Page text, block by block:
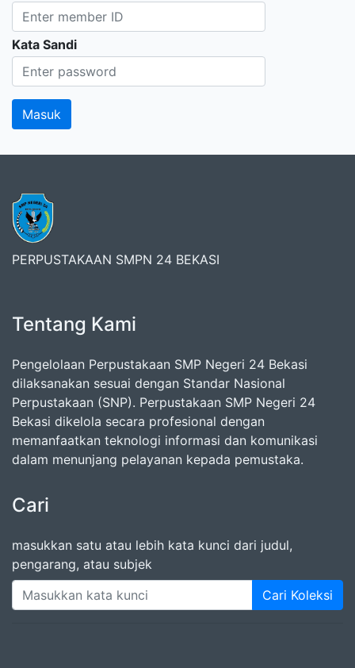
Kata Sandi
PERPUSTAKAAN SMPN 24 BEKASI
Tentang Kami
Pengelolaan Perpustakaan SMP Negeri 24 Bekasi
dilaksanakan sesuai dengan Standar Nasional
Perpustakaan (SNP). Perpustakaan SMP Negeri 24
Bekasi dikelola secara profesional dengan
memanfaatkan teknologi informasi dan komunikasi
dalam menunjang pelayanan kepada pemustaka.
Cari
masukkan satu atau lebih kata kunci dari judul,
pengarang, atau subjek
Cari Koleksi